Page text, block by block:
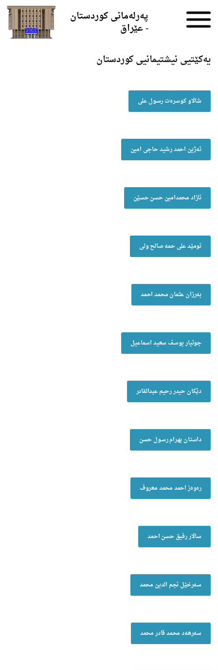
پەرلەمانی کوردستان
- عێراق
یەکێتیی نیشتیمانیی کوردستان
شالاو کوسرەت رسول علی
ئەژین احمد رشید حاجی امین
ئازاد محمدامین حسن حسێن
ئومێد علی حمە صالح ولی
بەرزان عثمان محمد احمد
جوتیار یوسف سعید اسماعیل
دێکان حیدر رحیم عبدالقادر
داستان بهرام رسول حسن
رەوەز احمد محمد معروف
سالار رفیق حسن احمد
سەرخێل نجم الدین محمد
سەرهەد محمد قادر محمد